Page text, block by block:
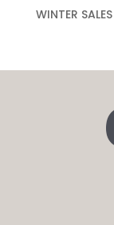
WINTER SALES